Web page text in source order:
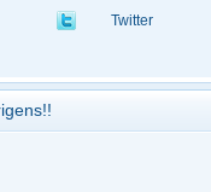
Twitter